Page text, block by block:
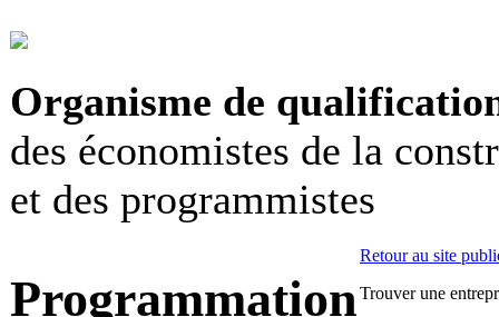
Organisme de
des économistes de la
et des programmistes
Programmation
Retour au site
Trouver une